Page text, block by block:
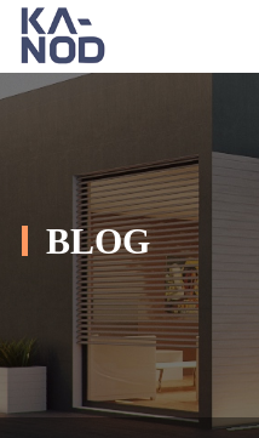
BLOG